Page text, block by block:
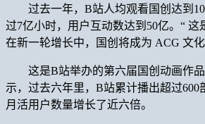
过去一年，B站人均观看国创达到10
过7亿小时，用户互动数达到50亿。“ 这
在新一轮增长中，国创将成为 ACG 文
这是B站举办的第六届国创动画作品
示，过去六年里，B站累计播出超过600
月活用户数量增长了近六倍。